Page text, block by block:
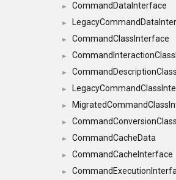
► CommandDataInterface
►
► CommandClassInterface
►
►
►
►
►
► CommandCacheData
► CommandCacheInterface
►